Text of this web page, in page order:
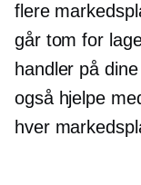
flere
går tom for
handler på
også hjelpe
hver